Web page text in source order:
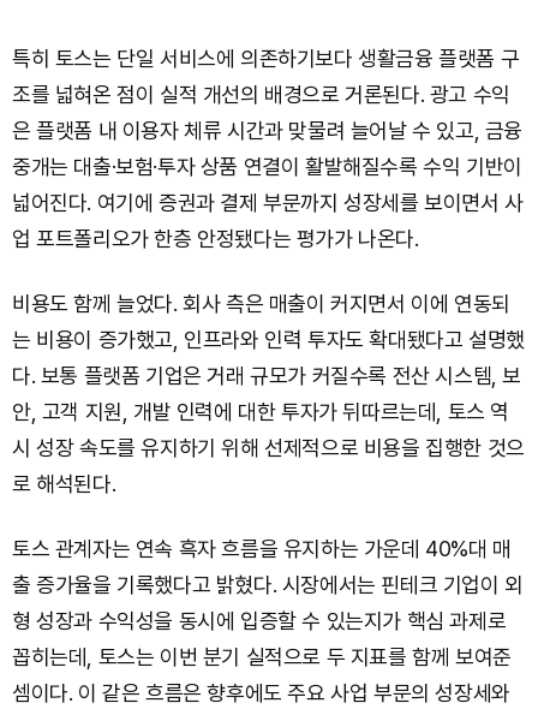
특히 토스는 단일 서비스에 의존하기보다 생활금융 플랫폼 구
조를 넓혀온 점이 실적 개선의 배경으로 거론된다. 광고 수익
은 플랫폼 내 이용자 체류 시간과 맞물려 늘어날 수 있고, 금융
중개는 대출·보험·투자 상품 연결이 활발해질수록 수익 기반이
넓어진다. 여기에 증권과 결제 부문까지 성장세를 보이면서 사
업 포트폴리오가 한층 안정됐다는 평가가 나온다.
비용도 함께 늘었다. 회사 측은 매출이 커지면서 이에 연동되
는 비용이 증가했고, 인프라와 인력 투자도 확대됐다고 설명했
다. 보통 플랫폼 기업은 거래 규모가 커질수록 전산 시스템, 보
안, 고객 지원, 개발 인력에 대한 투자가 뒤따르는데, 토스 역
시 성장 속도를 유지하기 위해 선제적으로 비용을 집행한 것으
로 해석된다.
토스 관계자는 연속 흑자 흐름을 유지하는 가운데 40%대 매
출 증가율을 기록했다고 밝혔다. 시장에서는 핀테크 기업이 외
형 성장과 수익성을 동시에 입증할 수 있는지가 핵심 과제로
꼽히는데, 토스는 이번 분기 실적으로 두 지표를 함께 보여준
셈이다. 이 같은 흐름은 향후에도 주요 사업 부문의 성장세와